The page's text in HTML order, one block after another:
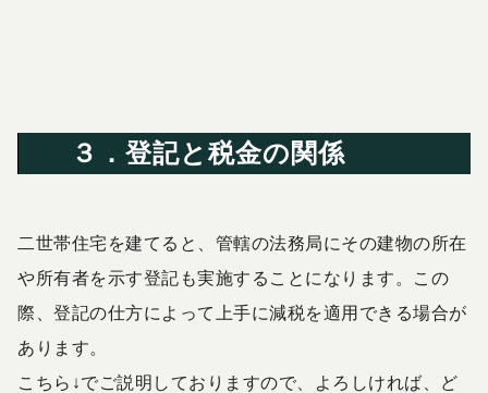
３．登記と税金の関係
二世帯住宅を建てると、管轄の法務局にその建物の所在
や所有者を示す登記も実施することになります。この
際、登記の仕方によって上手に減税を適用できる場合が
あります。
こちら↓でご説明しておりますので、よろしければ、ど